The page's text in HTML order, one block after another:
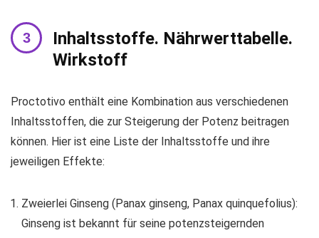
Inhaltsstoffe. Nährwerttabelle.
Wirkstoff
Proctotivo enthält eine Kombination aus verschiedenen
Inhaltsstoffen, die zur Steigerung der Potenz beitragen
können. Hier ist eine Liste der Inhaltsstoffe und ihre
jeweiligen Effekte:
Zweierlei Ginseng (Panax ginseng, Panax quinquefolius):
Ginseng ist bekannt für seine potenzsteigernden